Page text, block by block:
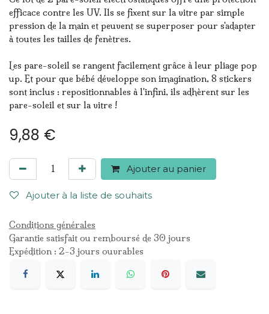
efficace contre les UV. Ils se fixent sur la vitre par simple
pression de la main et peuvent se superposer pour s'adapter
à toutes les tailles de fenètres.
Les pare-soleil se rangent facilement grâce à leur pliage pop
up. Et pour que bébé développe son imagination, 8 stickers
sont inclus : repositionnables à l'infini, ils adhèrent sur les
pare-soleil et sur la vitre !
9,88 €
Ajouter au panier
Ajouter à la liste de souhaits
Conditions générales
Garantie satisfait ou remboursé de 30 jours
Expédition : 2-3 jours ouvrables